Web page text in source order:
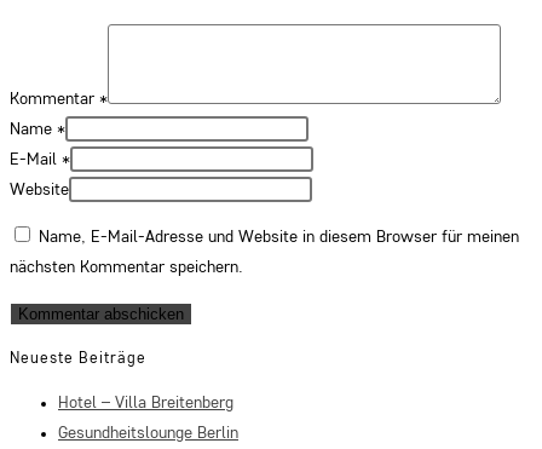
Kommentar *
Name *
E-Mail *
Website
Name, E-Mail-Adresse und Website in diesem Browser für meinen
nächsten Kommentar speichern.
Neueste Beiträge
Hotel – Villa Breitenberg
Gesundheitslounge Berlin